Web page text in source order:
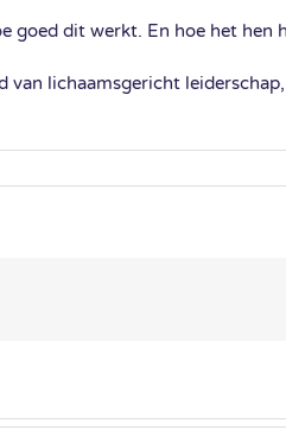
goed dit werkt. En hoe het
van lichaamsgericht